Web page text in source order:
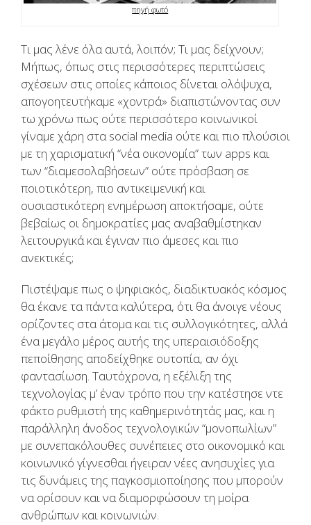
πηγή φωτό
Τι μας λένε όλα αυτά, λοιπόν; Τι μας δείχνουν;
Μήπως, όπως στις περισσότερες περιπτώσεις
σχέσεων στις οποίες κάποιος δίνεται ολόψυχα,
απογοητευτήκαμε «χοντρά» διαπιστώνοντας συν
τω χρόνω πως ούτε περισσότερο κοινωνικοί
γίναμε χάρη στα social media ούτε και πιο πλούσιοι
με τη χαρισματική “νέα οικονομία” των apps και
των “διαμεσολαβήσεων” ούτε πρόσβαση σε
ποιοτικότερη, πιο αντικειμενική και
ουσιαστικότερη ενημέρωση αποκτήσαμε, ούτε
βεβαίως οι δημοκρατίες μας αναβαθμίστηκαν
λειτουργικά και έγιναν πιο άμεσες και πιο
ανεκτικές;
Πιστέψαμε πως ο ψηφιακός, διαδικτυακός κόσμος
θα έκανε τα πάντα καλύτερα, ότι θα άνοιγε νέους
ορίζοντες στα άτομα και τις συλλογικότητες, αλλά
ένα μεγάλο μέρος αυτής της υπεραισιόδοξης
πεποίθησης αποδείχθηκε ουτοπία, αν όχι
φαντασίωση. Ταυτόχρονα, η εξέλιξη της
τεχνολογίας μ’ έναν τρόπο που την κατέστησε ντε
φάκτο ρυθμιστή της καθημερινότητάς μας, και η
παράλληλη άνοδος τεχνολογικών “μονοπωλίων”
με συνεπακόλουθες συνέπειες στο οικονομικό και
κοινωνικό γίγνεσθαι ήγειραν νέες ανησυχίες για
τις δυνάμεις της παγκοσμιοποίησης που μπορούν
να ορίσουν και να διαμορφώσουν τη μοίρα
ανθρώπων και κοινωνιών.